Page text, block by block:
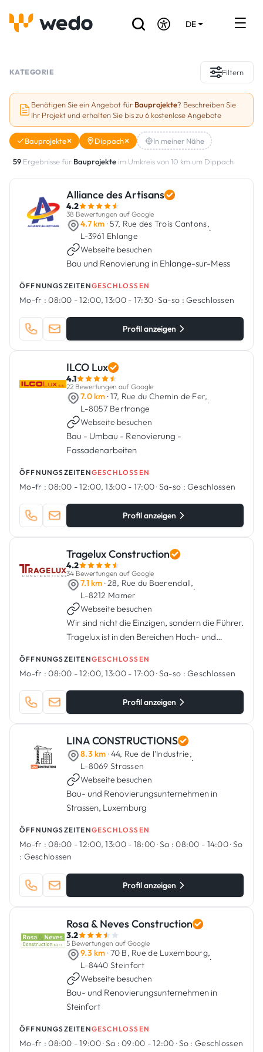
DE
Referenzen
Förderungen & Zuschüsse
Sind Sie Handwerker?
KATEGORIE Filtern
Benötigen Sie ein Angebot für Bauprojekte? Beschreiben Sie
Ihr Projekt und erhalten Sie bis zu 6 kostenlose Angebote
Bauprojekte Dippach In meiner Nähe
59 Ergebnisse für Bauprojekte im Umkreis von 10 km um Dippach
Alliance des Artisans
4.2
38 Bewertungen auf Google
4.7 km · 57, Rue des Trois Cantons,
L-3961 Ehlange
·
Webseite besuchen
Bau und Renovierung in Ehlange-sur-Mess
ÖFFNUNGSZEITENGESCHLOSSEN
Mo-fr : 08:00 - 12:00, 13:00 - 17:30·Sa-so : Geschlossen
Profil anzeigen
ILCO Lux
4.1
22 Bewertungen auf Google
7.0 km · 17, Rue du Chemin de Fer,
L-8057 Bertrange
·
Webseite besuchen
Bau - Umbau - Renovierung -
Fassadenarbeiten
ÖFFNUNGSZEITENGESCHLOSSEN
Mo-fr : 08:00 - 12:00, 13:00 - 17:00·Sa-so : Geschlossen
Profil anzeigen
Tragelux Construction
4.2
34 Bewertungen auf Google
7.1 km · 28, Rue du Baerendall,
L-8212 Mamer
·
Webseite besuchen
Wir sind nicht die Einzigen, sondern die Führer.
Tragelux ist in den Bereichen Hoch- und
Entwicklung tätig. Menschliche Kompetenz,
ein regelmäßig mit modernsten Mate...
ÖFFNUNGSZEITENGESCHLOSSEN
Mo-fr : 08:00 - 12:00, 13:00 - 17:00·Sa-so : Geschlossen
Profil anzeigen
LINA CONSTRUCTIONS
8.3 km · 44, Rue de l'Industrie,
L-8069 Strassen
·
Webseite besuchen
Bau- und Renovierungsunternehmen in
Strassen, Luxemburg
ÖFFNUNGSZEITENGESCHLOSSEN
Mo-fr : 08:00 - 12:00, 13:00 - 18:00·Sa : 08:00 - 14:00·So
: Geschlossen
Profil anzeigen
Rosa & Neves Construction
3.2
5 Bewertungen auf Google
9.3 km · 70 B, Rue de Luxembourg,
L-8440 Steinfort
·
Webseite besuchen
Bau- und Renovierungsunternehmen in
Steinfort
ÖFFNUNGSZEITENGESCHLOSSEN
Mo-fr : 08:00 - 19:00·Sa : 09:00 - 12:00·So : Geschlossen